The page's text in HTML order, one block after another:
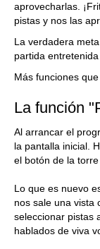
aprovecharlas.
pistas y nos las
La verdadera
partida
Más funciones
La función
Al arrancar el
la pantalla inicial.
el botón de la
Lo que es nuevo
nos sale una vista
seleccionar pistas
hablados de viva